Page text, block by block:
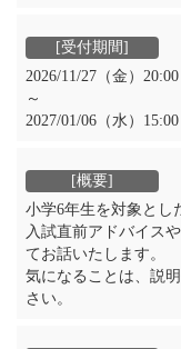
2026/11/27（金）20:00
～
2027/01/06（水）15:00
小学6年生を対象とし
入試直前アドバイス
てお話いたします。
気になることは、説
さい。